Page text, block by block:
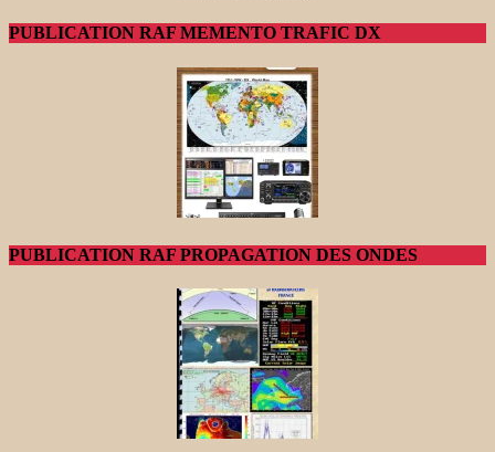
PUBLICATION RAF MEMENTO TRAFIC DX
PUBLICATION RAF PROPAGATION DES ONDES